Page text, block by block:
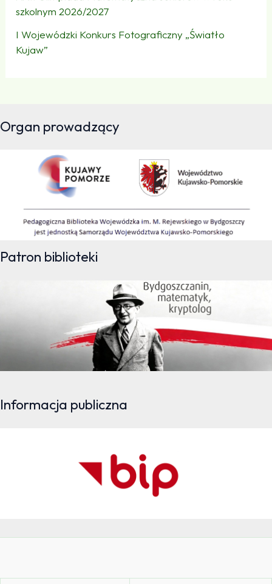
szkolnym 2026/2027
I Wojewódzki Konkurs Fotograficzny „Światło
Kujaw”
Organ prowadzący
Patron biblioteki
Informacja publiczna